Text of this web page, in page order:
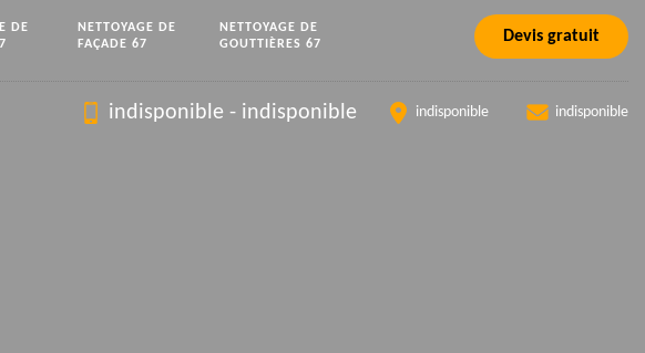
DE
NETTOYAGE DE
FAÇADE 67
NETTOYAGE DE
GOUTTIÈRES 67
Devis gratuit
indisponible - indisponible indisponible indisponible